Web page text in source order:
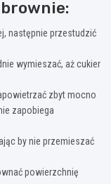
następnie przestudzić
wymieszać, aż cukier
zbyt mocno
zapobiega
by nie przemieszać
powierzchnię